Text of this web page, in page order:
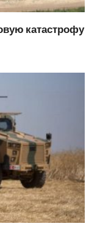
катастрофу